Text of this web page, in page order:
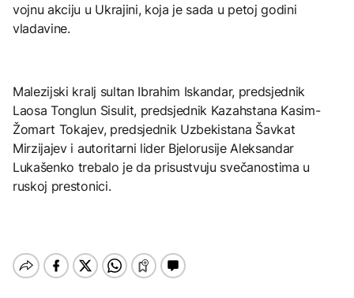
vojnu akciju u Ukrajini, koja je sada u petoj godini
vladavine.
Malezijski kralj sultan Ibrahim Iskandar, predsjednik
Laosa Tonglun Sisulit, predsjednik Kazahstana Kasim-
Žomart Tokajev, predsjednik Uzbekistana Šavkat
Mirzijajev i autoritarni lider Bjelorusije Aleksandar
Lukašenko trebalo je da prisustvuju svečanostima u
ruskoj prestonici.